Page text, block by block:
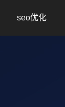
seo优化